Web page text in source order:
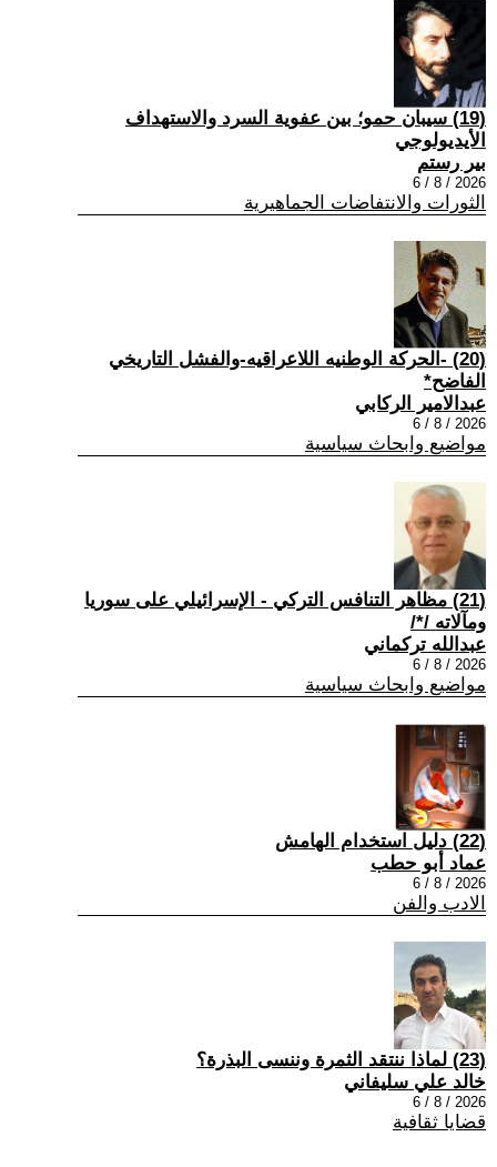
(19) سيبان حمو؛ بين عفوية السرد والاستهداف
الأيديولوجي
بير رستم
2026 / 8 / 6
الثورات والانتفاضات الجماهيرية
(20) -الحركة الوطنيه اللاعراقيه-والفشل التاريخي
الفاضح*
عبدالامير الركابي
2026 / 8 / 6
مواضيع وابحاث سياسية
(21) مظاهر التنافس التركي - الإسرائيلي على سوريا
ومآلاته /*/
عبدالله تركماني
2026 / 8 / 6
مواضيع وابحاث سياسية
(22) دليل استخدام الهامش
عماد أبو حطب
2026 / 8 / 6
الادب والفن
(23) لماذا ننتقد الثمرة وننسى البذرة؟
خالد علي سليفاني
2026 / 8 / 6
قضايا ثقافية